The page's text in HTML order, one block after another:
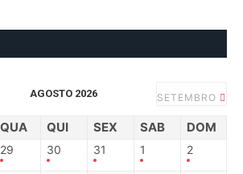
AGOSTO 2026 SETEMBRO
QUA QUI SEX SAB DOM
29 30 31 1 2